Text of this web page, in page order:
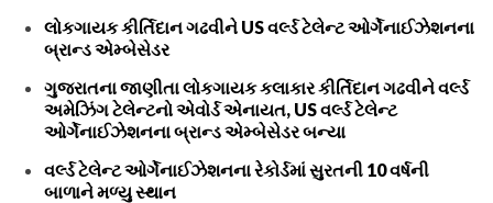
લોકગાયક કીર્તિદાન ગઢવીને US વર્લ્ડ ટેલેન્ટ ઓર્ગેનાઈઝેશનના
બ્રાન્ડ એમ્બેસેડર
ગુજરાતના જાણીતા લોકગાયક કલાકાર કીર્તિદાન ગઢવીને વર્લ્ડ
અમેઝિંગ ટેલેન્ટનો એવોર્ડ એનાયત, US વર્લ્ડ ટેલેન્ટ
ઓર્ગેનાઈઝેશનના બ્રાન્ડ એમ્બેસેડર બન્યા
વર્લ્ડ ટેલેન્ટ ઓર્ગેનાઈઝેશનના રેકોર્ડમાં સુરતની 10 વર્ષની
બાળાને મળ્યુ સ્થાન